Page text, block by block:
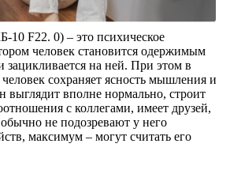
F22. 0) – это психическое
человек становится одержимым
зацикливается на ней. При этом в
сохраняет ясность мышления и
выглядит вполне нормально, строит
с коллегами, имеет друзей,
не подозревают у него
максимум – могут считать его